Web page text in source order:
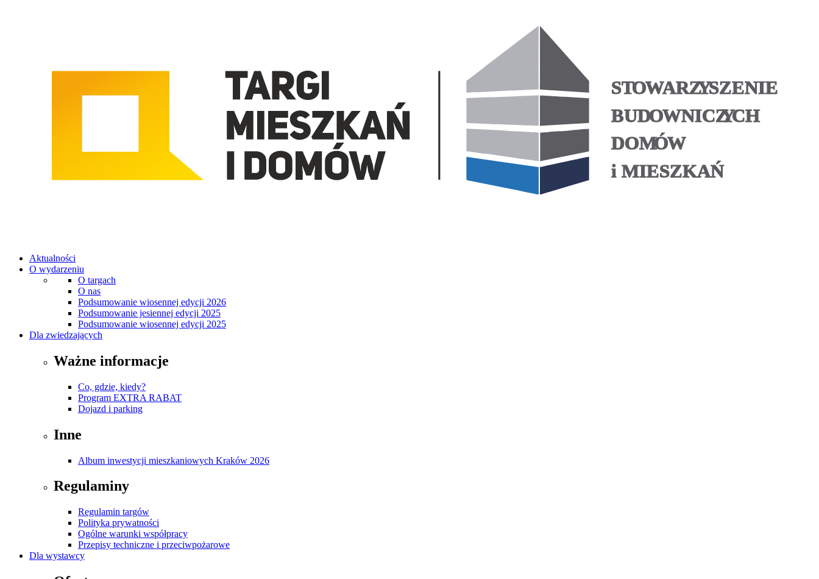
Aktualności
O wydarzeniu
O targach
O nas
Podsumowanie wiosennej edycji 2026
Podsumowanie jesiennej edycji 2025
Podsumowanie wiosennej edycji 2025
Dla zwiedzających
Ważne informacje
Co, gdzie, kiedy?
Program EXTRA RABAT
Dojazd i parking
Inne
Album inwestycji mieszkaniowych Kraków 2026
Regulaminy
Regulamin targów
Polityka prywatności
Ogólne warunki współpracy
Przepisy techniczne i przeciwpożarowe
Dla wystawcy